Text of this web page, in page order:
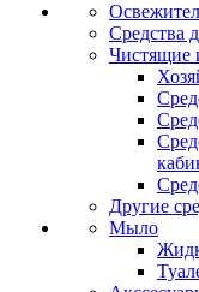
Средства
Чистящие
Другие
Мыло